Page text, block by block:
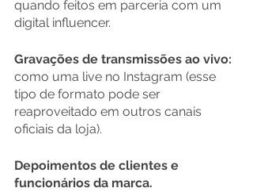
quando feitos em parceria com um
digital influencer.
Gravações de transmissões ao vivo:
como uma live no Instagram (esse
tipo de formato pode ser
reaproveitado em outros canais
oficiais da loja).
Depoimentos de clientes e
funcionários da marca.